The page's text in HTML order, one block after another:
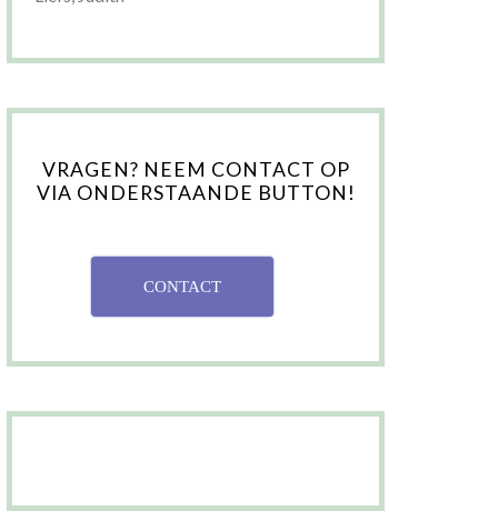
VRAGEN? NEEM CONTACT OP
VIA ONDERSTAANDE BUTTON!
CONTACT